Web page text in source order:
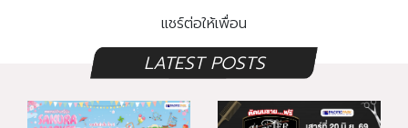
แชร์ต่อให้เพื่อน
LATEST POSTS